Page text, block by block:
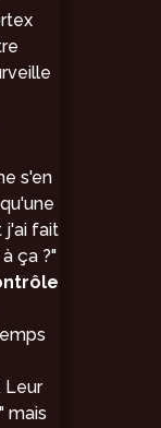
s'en
j'ai fait
ça ?"
Leur
mais